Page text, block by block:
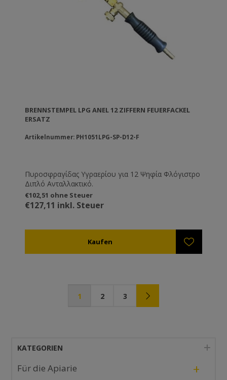
BRENNSTEMPEL LPG ANEL 12 ZIFFERN FEUERFACKEL
ERSATZ
Artikelnummer: PH1051LPG-SP-D12-F
Πυροσφραγίδας Υγραερίου για 12 Ψηφία Φλόγιστρο
Διπλό Ανταλλακτικό.
€102,51 ohne Steuer
€127,11 inkl. Steuer
1 2 3
KATEGORIEN
Für die Apiarie +